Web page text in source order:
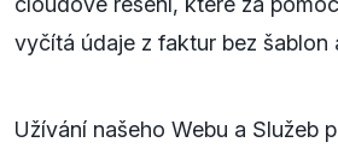
vyčítá údaje z faktur bez šablon
Užívání našeho Webu a Služeb